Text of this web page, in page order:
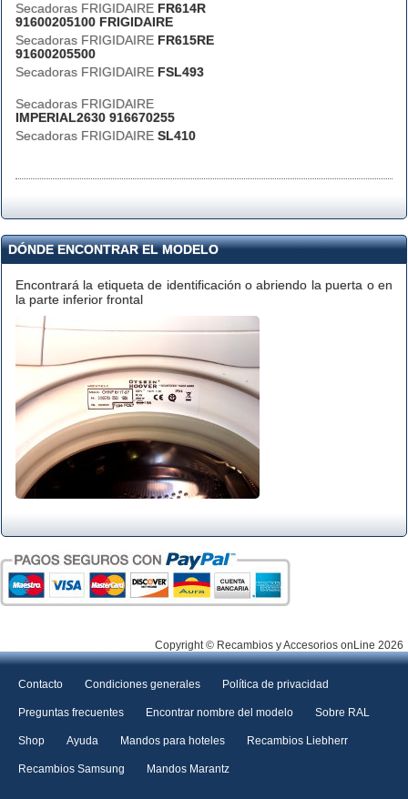
Secadoras FRIGIDAIRE FR614R
91600205100 FRIGIDAIRE
Secadoras FRIGIDAIRE FR615RE
91600205500
Secadoras FRIGIDAIRE FSL493
Secadoras FRIGIDAIRE
IMPERIAL2630 916670255
Secadoras FRIGIDAIRE SL410
DÓNDE ENCONTRAR EL MODELO
Encontrará la etiqueta de identificación o abriendo la puerta o en
la parte inferior frontal
Copyright © Recambios y Accesorios onLine 2026
Contacto Condiciones generales Política de privacidad
Preguntas frecuentes Encontrar nombre del modelo Sobre RAL
Shop Ayuda Mandos para hoteles Recambios Liebherr
Recambios Samsung Mandos Marantz